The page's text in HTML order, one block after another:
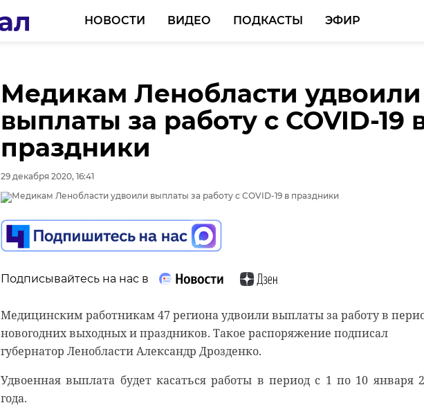
НОВОСТИ ВИДЕО ПОДКАСТЫ ЭФИР
Медикам Ленобласти удвоили
выплаты за работу с COVID-19
праздники
29 декабря 2020, 16:41
Подписывайтесь на нас в
Медицинским работникам 47 региона удвоили выплаты за работу в
новогодних выходных и праздников. Такое распоряжение подписал
губернатор Ленобласти Александр Дрозденко.
Удвоенная выплата будет касаться работы в период с 1 по 10 января
года.